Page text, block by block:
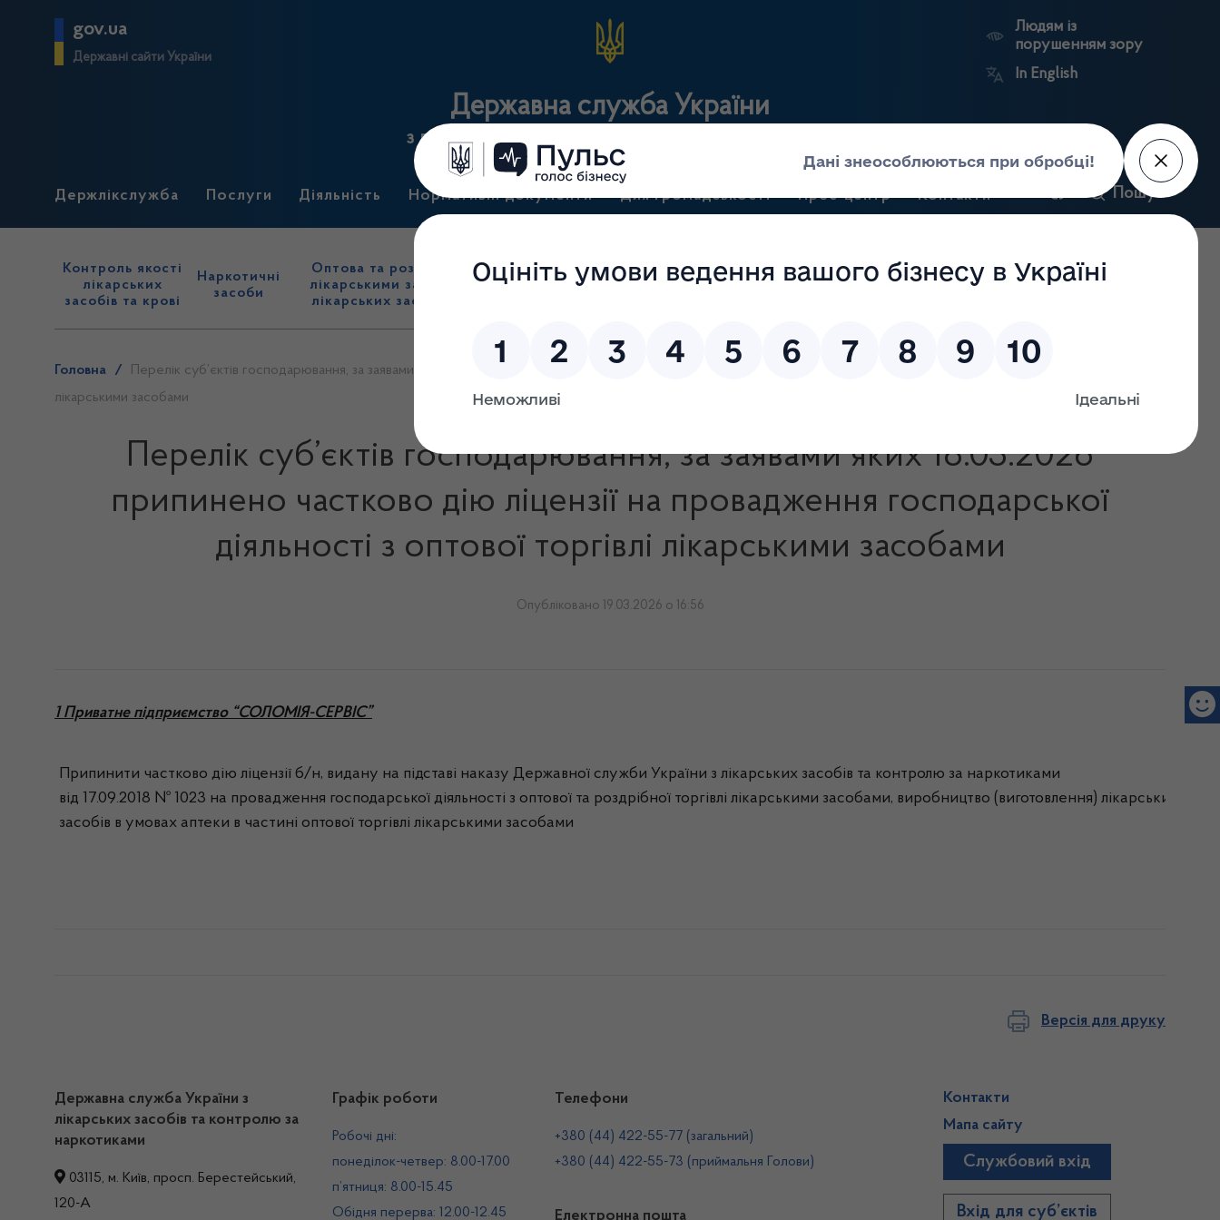
gov.ua
Державні сайти України
Державна служба України
з лікарських засобів та контролю за наркотиками
Людям із
порушенням зору
In English
Держлікслужба Послуги Діяльність Нормативні документи Для громадськості Прес-центр Контакти Пошук
Контроль якості
лікарських
засобів та крові
Наркотичні
засоби
Оптова та роздрібна торгівля
лікарськими засобами, імпорт
лікарських засобів (крім АФІ)
Державний
нагляд
виробництва лікарських
Ринковий
Державні
Антикорупційний
портал
Головна /
Перелік суб’єктів господарювання, за заявами яких 18.03.2026 припинено частково дію ліцензії на провадження господарської діяльності з оптової торгівлі
лікарськими засобами
Перелік суб’єктів господарювання, за заявами яких 18.03.2026
припинено частково дію ліцензії на провадження господарської
діяльності з оптової торгівлі лікарськими засобами
Опубліковано 19.03.2026 о 16:56
1 Приватне підприємство “СОЛОМІЯ-СЕРВІС”
Припинити частково дію ліцензії б/н, видану на підставі наказу Державної служби України з лікарських засобів та контролю за наркотиками
від 17.09.2018 № 1023 на провадження господарської діяльності з оптової та роздрібної торгівлі лікарськими засобами, виробництво (виготовлення) лікарських
засобів в умовах аптеки в частині оптової торгівлі лікарськими засобами
Версія для друку
Державна служба України з
лікарських засобів та контролю за
наркотиками
03115, м. Київ, просп. Берестейський,
120-А
Графік роботи
Робочі дні:
понеділок-четвер: 8.00-17.00
п’ятниця: 8.00-15.45
Обідня перерва: 12.00-12.45
Телефони
+380 (44) 422-55-77 (загальний)
+380 (44) 422-55-73 (приймальня Голови)
Електронна пошта
Контакти
Мапа сайту
Службовий вхід
Вхід для суб’єктів